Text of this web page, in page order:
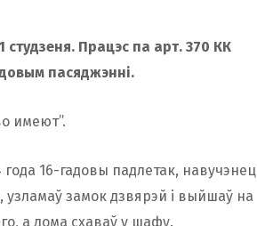
Працэс па арт. 370 КК
пасяджэнні.
имеют”.
16-гадовы падлетак, навучэнец
замок дзвярэй і выйшаў на
а дома схаваў у шафу.